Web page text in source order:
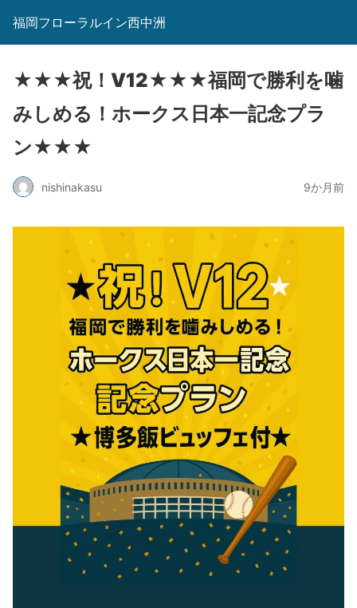
福岡フローラルイン西中洲
★★★祝！V12★★★福岡で勝利を噛
みしめる！ホークス日本一記念プラ
ン★★★
nishinakasu 9か月前